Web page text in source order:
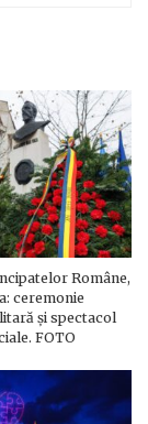
Române,
ceremonie
și spectacol
FOTO